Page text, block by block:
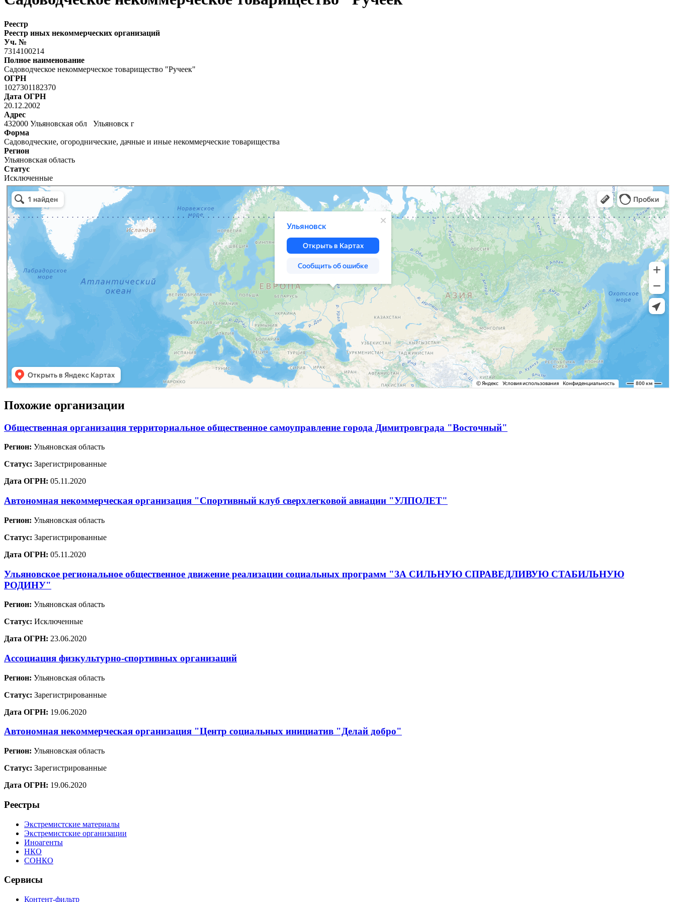
Реестр
Реестр иных некоммерческих организаций
Уч. №
7314100214
Полное наименование
Садоводческое некоммерческое товарищество "Ручеек"
ОГРН
1027301182370
Дата ОГРН
20.12.2002
Адрес
432000 Ульяновская обл Ульяновск г
Форма
Садоводческие, огороднические, дачные и иные некоммерческие товарищества
Регион
Ульяновская область
Статус
Исключенные
Похожие организации
Общественная организация территориальное общественное самоуправление города Димитровграда "Восточный"
Регион: Ульяновская область
Статус: Зарегистрированные
Дата ОГРН: 05.11.2020
Автономная некоммерческая организация "Спортивный клуб сверхлегковой авиации "УЛПОЛЕТ"
Регион: Ульяновская область
Статус: Зарегистрированные
Дата ОГРН: 05.11.2020
Ульяновское региональное общественное движение реализации социальных программ "ЗА СИЛЬНУЮ СПРАВЕДЛИВУЮ СТАБИЛЬНУЮ
РОДИНУ"
Регион: Ульяновская область
Статус: Исключенные
Дата ОГРН: 23.06.2020
Ассоциация физкультурно-спортивных организаций
Регион: Ульяновская область
Статус: Зарегистрированные
Дата ОГРН: 19.06.2020
Автономная некоммерческая организация "Центр социальных инициатив "Делай добро"
Регион: Ульяновская область
Статус: Зарегистрированные
Дата ОГРН: 19.06.2020
Реестры
Экстремистские материалы
Экстремистские организации
Иноагенты
НКО
СОНКО
Сервисы
Контент-фильтр